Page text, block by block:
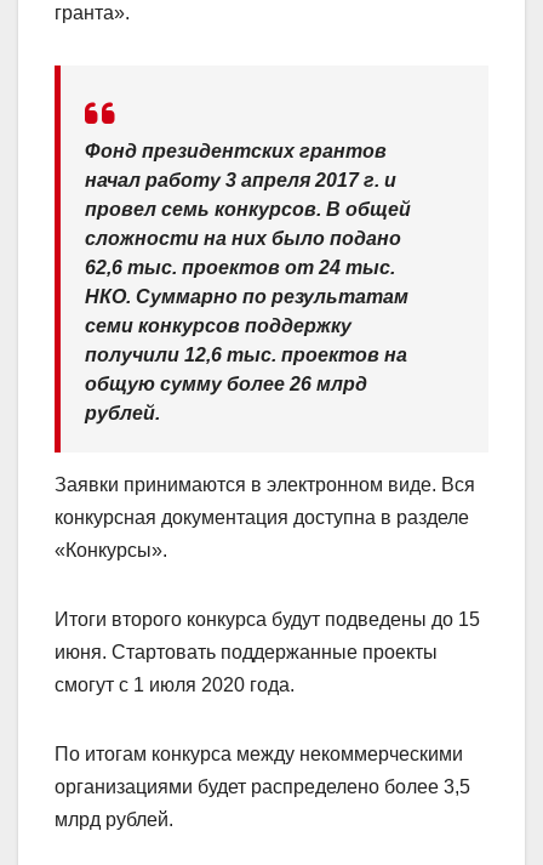
гранта».
Фонд президентских грантов
начал работу 3 апреля 2017 г. и
провел семь конкурсов. В общей
сложности на них было подано
62,6 тыс. проектов от 24 тыс.
НКО. Суммарно по результатам
семи конкурсов поддержку
получили 12,6 тыс. проектов на
общую сумму более 26 млрд
рублей.
Заявки принимаются в электронном виде. Вся
конкурсная документация доступна в разделе
«Конкурсы».
Итоги второго конкурса будут подведены до 15
июня. Стартовать поддержанные проекты
смогут с 1 июля 2020 года.
По итогам конкурса между некоммерческими
организациями будет распределено более 3,5
млрд рублей.